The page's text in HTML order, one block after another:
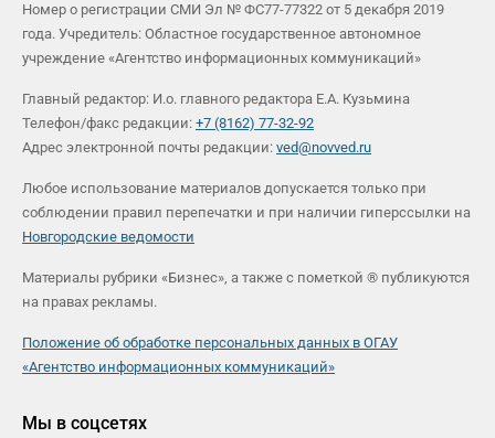
Номер о регистрации СМИ Эл № ФС77-77322 от 5 декабря 2019
года. Учредитель: Областное государственное автономное
учреждение «Агентство информационных коммуникаций»
Главный редактор: И.о. главного редактора Е.А. Кузьмина
Телефон/факс редакции: +7 (8162) 77-32-92
Адрес электронной почты редакции: ved@novved.ru
Любое использование материалов допускается только при
соблюдении правил перепечатки и при наличии гиперссылки на
Новгородские ведомости
Материалы рубрики «Бизнес», а также с пометкой ® публикуются
на правах рекламы.
Положение об обработке персональных данных в ОГАУ
«Агентство информационных коммуникаций»
Мы в соцсетях